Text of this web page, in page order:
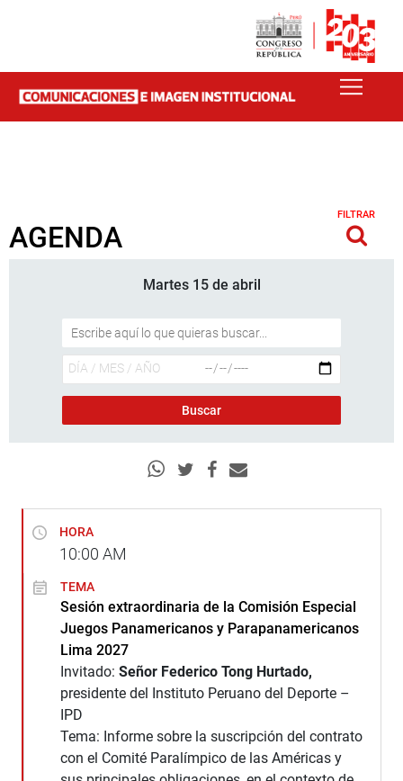
AGENDA
FILTRAR
Martes 15 de abril
HORA
10:00 AM
TEMA
Sesión extraordinaria de la Comisión Especial
Juegos Panamericanos y Parapanamericanos
Lima 2027
Invitado: Señor Federico Tong Hurtado,
presidente del Instituto Peruano del Deporte –
IPD
Tema: Informe sobre la suscripción del contrato
con el Comité Paralímpico de las Américas y